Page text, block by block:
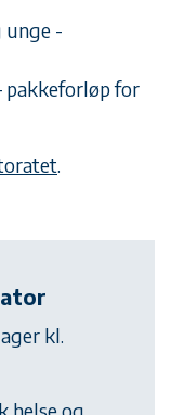
unge -
pakkeforløp for
.
kl.